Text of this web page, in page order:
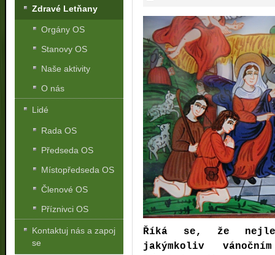
Říká se, že
jakýmkoliv
Zdravé Letňany
Orgány OS
Stanovy OS
Naše aktivity
O nás
Lidé
Rada OS
Předseda OS
Místopředseda OS
Členové OS
Příznivci OS
Kontaktuj nás a zapoj
se